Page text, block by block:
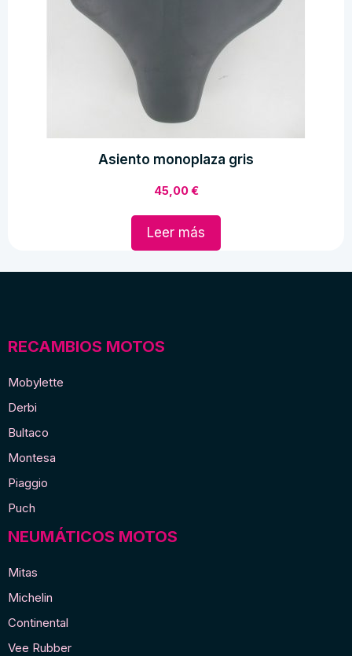
Asiento monoplaza gris
45,00€
Leer más
RECAMBIOS MOTOS
Mobylette
Derbi
Bultaco
Montesa
Piaggio
Puch
NEUMÁTICOS MOTOS
Mitas
Michelin
Continental
Vee Rubber